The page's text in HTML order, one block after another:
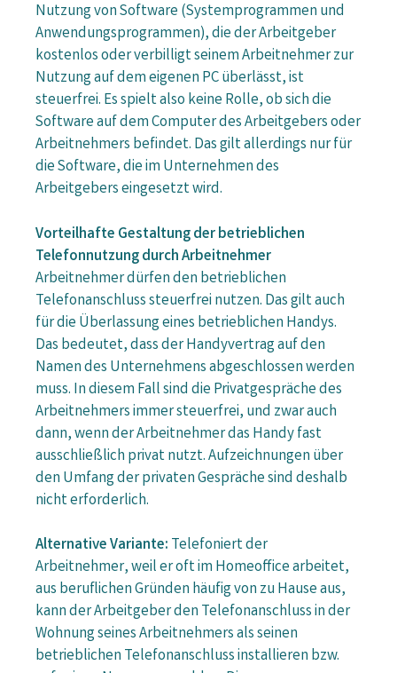
Nutzung von Software (Systemprogrammen und
Anwendungsprogrammen), die der Arbeitgeber
kostenlos oder verbilligt seinem Arbeitnehmer zur
Nutzung auf dem eigenen PC überlässt, ist
steuerfrei. Es spielt also keine Rolle, ob sich die
Software auf dem Computer des Arbeitgebers oder
Arbeitnehmers befindet. Das gilt allerdings nur für
die Software, die im Unternehmen des
Arbeitgebers eingesetzt wird.
Vorteilhafte Gestaltung der betrieblichen
Telefonnutzung durch Arbeitnehmer
Arbeitnehmer dürfen den betrieblichen
Telefonanschluss steuerfrei nutzen. Das gilt auch
für die Überlassung eines betrieblichen Handys.
Das bedeutet, dass der Handyvertrag auf den
Namen des Unternehmens abgeschlossen werden
muss. In diesem Fall sind die Privatgespräche des
Arbeitnehmers immer steuerfrei, und zwar auch
dann, wenn der Arbeitnehmer das Handy fast
ausschließlich privat nutzt. Aufzeichnungen über
den Umfang der privaten Gespräche sind deshalb
nicht erforderlich.
Alternative Variante: Telefoniert der
Arbeitnehmer, weil er oft im Homeoffice arbeitet,
aus beruflichen Gründen häufig von zu Hause aus,
kann der Arbeitgeber den Telefonanschluss in der
Wohnung seines Arbeitnehmers als seinen
betrieblichen Telefonanschluss installieren bzw.